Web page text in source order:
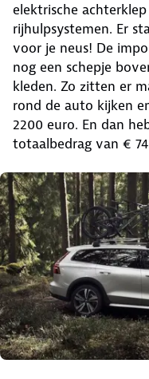
elektrische
rijhulpsystemen. Er
voor je neus! De
nog een schepje
kleden. Zo zitten er
rond de auto kijken
2200 euro. En dan
totaalbedrag van €